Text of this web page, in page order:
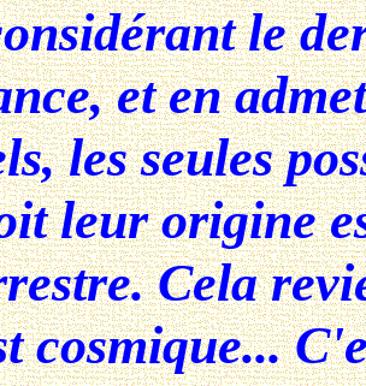
le
et en
les seules
leur origine
Cela
cosmique...